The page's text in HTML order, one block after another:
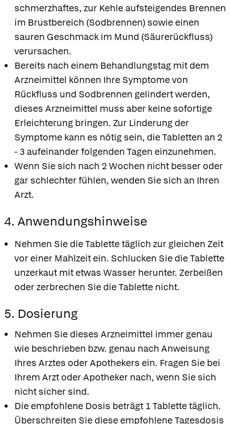
schmerzhaftes, zur Kehle aufsteigendes Brennen
im Brustbereich (Sodbrennen) sowie einen
sauren Geschmack im Mund (Säurerückfluss)
verursachen.
Bereits nach einem Behandlungstag mit dem
Arzneimittel können Ihre Symptome von
Rückfluss und Sodbrennen gelindert werden,
dieses Arzneimittel muss aber keine sofortige
Erleichterung bringen. Zur Linderung der
Symptome kann es nötig sein, die Tabletten an 2
- 3 aufeinander folgenden Tagen einzunehmen.
Wenn Sie sich nach 2 Wochen nicht besser oder
gar schlechter fühlen, wenden Sie sich an Ihren
Arzt.
4. Anwendungshinweise
Nehmen Sie die Tablette täglich zur gleichen Zeit
vor einer Mahlzeit ein. Schlucken Sie die Tablette
unzerkaut mit etwas Wasser herunter. Zerbeißen
oder zerbrechen Sie die Tablette nicht.
5. Dosierung
Nehmen Sie dieses Arzneimittel immer genau
wie beschrieben bzw. genau nach Anweisung
Ihres Arztes oder Apothekers ein. Fragen Sie bei
Ihrem Arzt oder Apotheker nach, wenn Sie sich
nicht sicher sind.
Die empfohlene Dosis beträgt 1 Tablette täglich.
Überschreiten Sie diese empfohlene Tagesdosis